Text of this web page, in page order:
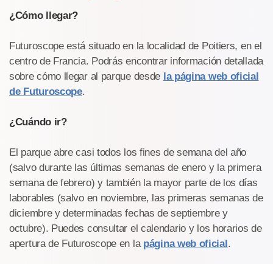
¿Cómo llegar?
Futuroscope está situado en la localidad de Poitiers, en el
centro de Francia. Podrás encontrar información detallada
sobre cómo llegar al parque desde la página web oficial
de Futuroscope.
¿Cuándo ir?
El parque abre casi todos los fines de semana del año
(salvo durante las últimas semanas de enero y la primera
semana de febrero) y también la mayor parte de los días
laborables (salvo en noviembre, las primeras semanas de
diciembre y determinadas fechas de septiembre y
octubre). Puedes consultar el calendario y los horarios de
apertura de Futuroscope en la página web oficial.